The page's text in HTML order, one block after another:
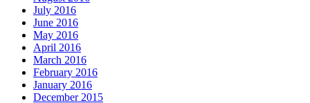
July 2016
June 2016
May 2016
April 2016
March 2016
February 2016
January 2016
December 2015